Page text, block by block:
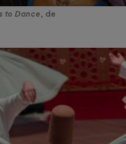
to Dance , de